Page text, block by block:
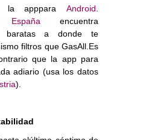
la apppara Android
encuentra
baratas a donde te
filtros que GasAll.Es
que la app para
adiario (usa los datos
).